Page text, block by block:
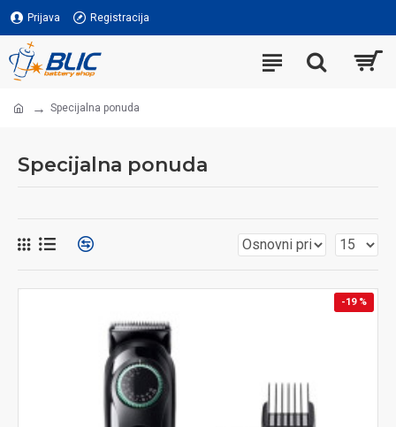
Prijava Registracija
Specijalna ponuda
Specijalna ponuda
-19 %